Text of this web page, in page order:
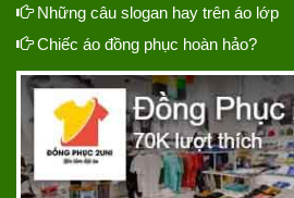
Những câu slogan hay trên áo lớp
Chiếc áo đồng phục hoàn hảo?